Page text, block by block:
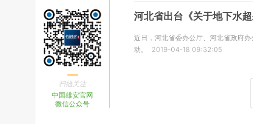
扫描关注
中国雄安官网
微信公众号
河北省出台《关于地下水
近日，河北省委办公厅、河北省政府
动。
2019-04-18 09:32:05